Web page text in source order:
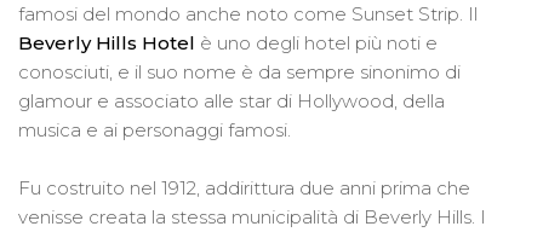
famosi del mondo anche noto come Sunset Strip. Il
Beverly Hills Hotel è uno degli hotel più noti e
conosciuti, e il suo nome è da sempre sinonimo di
glamour e associato alle star di Hollywood, della
musica e ai personaggi famosi.
Fu costruito nel 1912, addirittura due anni prima che
venisse creata la stessa municipalità di Beverly Hills. I